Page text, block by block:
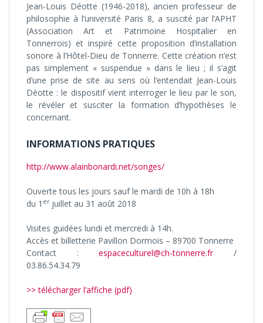
Jean-Louis Déotte (1946-2018), ancien professeur de
philosophie à l’université Paris 8, a suscité par l’APHT
(Association Art et Patrimoine Hospitalier en
Tonnerrois) et inspiré cette proposition d’installation
sonore à l’Hôtel-Dieu de Tonnerre. Cette création n’est
pas simplement « suspendue » dans le lieu ; il s’agit
d’une prise de site au sens où l’entendait Jean-Louis
Déotte : le dispositif vient interroger le lieu par le son,
le révéler et susciter la formation d’hypothèses le
concernant.
INFORMATIONS PRATIQUES
http://www.alainbonardi.net/songes/
Ouverte tous les jours sauf le mardi de 10h à 18h
du 1 erjuillet au 31 août 2018
Visites guidées lundi et mercredi à 14h.
Accès et billetterie Pavillon Dormois – 89700 Tonnerre
Contact :espaceculturel@ch-tonnerre.fr/
03.86.54.34.79
>> télécharger l’affiche (pdf)